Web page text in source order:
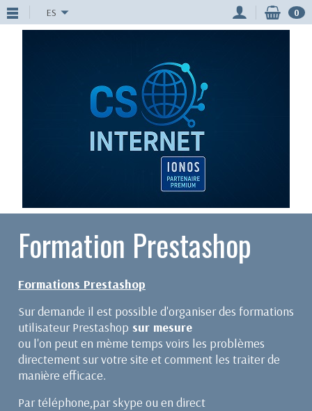
ES 0
Formation Prestashop
Formations Prestashop
Sur demande il est possible d'organiser des formations
utilisateur Prestashop sur mesure
ou l'on peut en mème temps voirs les problèmes
directement sur votre site et comment les traiter de
manière efficace.
Par téléphone,par skype ou en direct